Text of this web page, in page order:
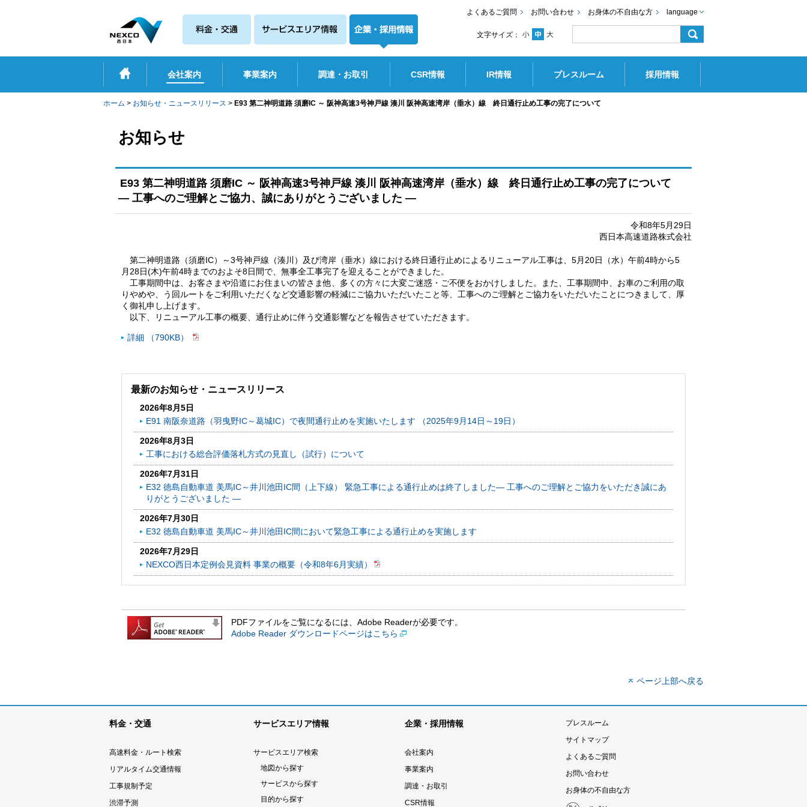
よくあるご質問 お問い合わせ お身体の不自由な方 language
文字サイズ：
会社案内 事業案内 調達・お取引 CSR情報 IR情報 プレスルーム 採用情報
ホーム > お知らせ・ニュースリリース > E93 第二神明道路 須磨IC ～ 阪神高速3号神戸線 湊川 阪神高速湾岸（垂水）線 終日通行止め工事の完了について
お知らせ
E93 第二神明道路 須磨IC ～ 阪神高速3号神戸線 湊川 阪神高速湾岸（垂水）線 終日通行止め工事の完了について
― 工事へのご理解とご協力、誠にありがとうございました ―
令和8年5月29日
西日本高速道路株式会社
第二神明道路（須磨IC）～3号神戸線（湊川）及び湾岸（垂水）線における終日通行止めによるリニューアル工事は、5月20日（水）午前4時から5
月28日(木)午前4時までのおよそ8日間で、無事全工事完了を迎えることができました。
工事期間中は、お客さまや沿道にお住まいの皆さま他、多くの方々に大変ご迷惑・ご不便をおかけしました。また、工事期間中、お車のご利用の取
りやめや、う回ルートをご利用いただくなど交通影響の軽減にご協力いただいたこと等、工事へのご理解とご協力をいただいたことにつきまして、厚
く御礼申し上げます。
以下、リニューアル工事の概要、通行止めに伴う交通影響などを報告させていただきます。
詳細 （790KB）
最新のお知らせ・ニュースリリース
2026年8月5日
E91 南阪奈道路（羽曳野IC～葛󠄀城IC）で夜間通行止めを実施いたします （2025年9月14日～19日）
2026年8月3日
工事における総合評価落札方式の見直し（試行）について
2026年7月31日
E32 徳島自動車道 美馬IC～井川池田IC間（上下線） 緊急工事による通行止めは終了しました― 工事へのご理解とご協力をいただき誠にあ
りがとうございました ―
2026年7月30日
E32 徳島自動車道 美馬IC～井川池田IC間において緊急工事による通行止めを実施します
2026年7月29日
NEXCO西日本定例会見資料 事業の概要（令和8年6月実績）
PDFファイルをご覧になるには、Adobe Readerが必要です。
Adobe Reader ダウンロードページはこちら
ページ上部へ戻る
料金・交通
高速料金・ルート検索
リアルタイム交通情報
工事規制予定
渋滞予測
サービスエリア情報
サービスエリア検索
地図から探す
サービスから探す
目的から探す
企業・採用情報
会社案内
事業案内
調達・お取引
CSR情報
プレスルーム
サイトマップ
よくあるご質問
お問い合わせ
お身体の不自由な方